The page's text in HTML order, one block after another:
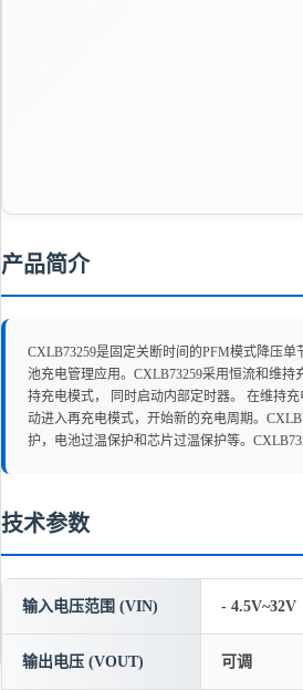
产品简介
CXLB73259是固定关断时间的PFM模式降压
池充电管理应用。CXLB73259采用恒流和维
持充电模式， 同时启动内部定时器。 在维持
动进入再充电模式，开始新的充电周期。
护，电池过温保护和芯片过温保护等。
技术参数
输入电压范围 (VIN) - 4.5V~32V
输出电压 (VOUT) 可调